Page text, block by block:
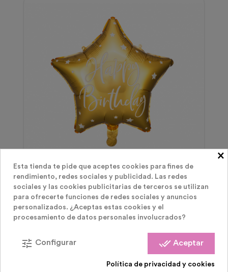
Globos Poliamida Helio
Globo Estrella Happy Birthday Dorado 40 Cm
Precio
3,40 €
×
Esta tienda te pide que aceptes cookies para fines de
rendimiento, redes sociales y publicidad. Las redes
sociales y las cookies publicitarias de terceros se utilizan
para ofrecerte funciones de redes sociales y anuncios
personalizados. ¿Aceptas estas cookies y el
procesamiento de datos personales involucrados?
done_all Aceptar
tune Configurar
Política de privacidad y cookies